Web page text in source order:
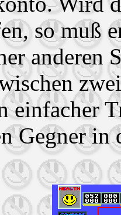
so muß
anderen
einfacher
Gegner in